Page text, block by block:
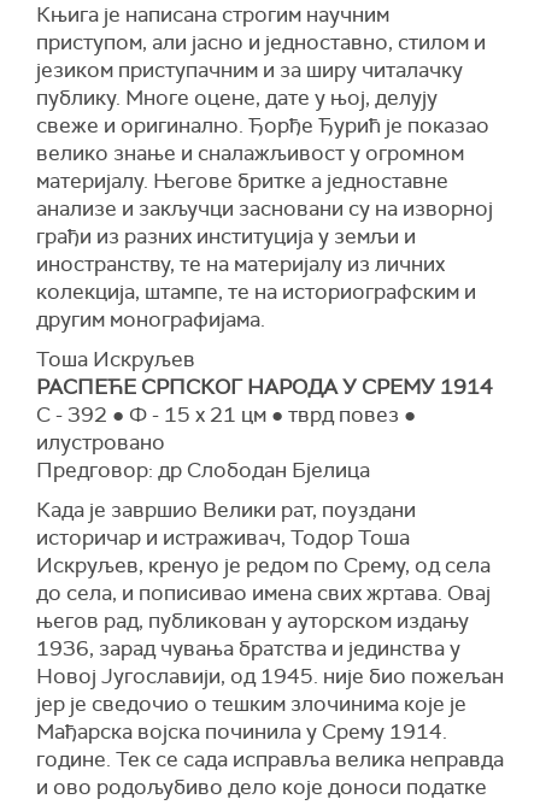
Књига је написана строгим научним
приступом, али јасно и једноставно, стилом и
језиком приступачним и за ширу читалачку
публику. Многе оцене, дате у њој, делују
свеже и оригинално. Ђорђе Ђурић је показао
велико знање и сналажљивост у огромном
материјалу. Његове бритке а једноставне
анализе и закључци засновани су на изворној
грађи из разних институција у земљи и
иностранству, те на материјалу из личних
колекција, штампе, те на историографским и
другим монографијама.
Тоша Искруљев
РАСПЕЋЕ СРПСКОГ НАРОДА У СРЕМУ 1914
С - 392 ● Ф - 15 x 21 цм ● тврд повез ●
илустровано
Предговор: др Слободан Бјелица
Када је завршио Велики рат, поуздани
историчар и истраживач, Тодор Тоша
Искруљев, кренуо је редом по Срему, од села
до села, и пописивао имена свих жртава. Овај
његов рад, публикован у ауторском издању
1936, зарад чувања братства и јединства у
Новој Југославији, од 1945. није био пожељан
јер је сведочио о тешким злочинима које је
Мађарска војска починила у Срему 1914.
године. Тек се сада исправља велика неправда
и ово родољубиво дело које доноси податке